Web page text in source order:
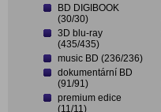
BD DIGIBOOK
(30/30)
3D blu-ray
(435/435)
music BD (236/236)
dokumentární BD
(91/91)
premium edice
(11/11)